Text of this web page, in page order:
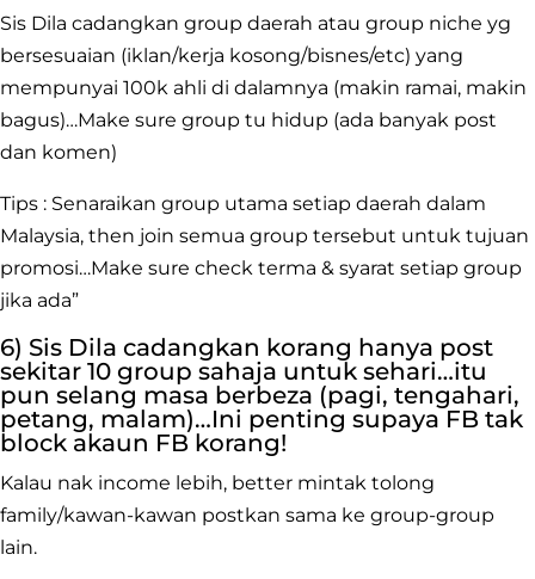
Sis Dila cadangkan group daerah atau group niche yg
bersesuaian (iklan/kerja kosong/bisnes/etc) yang
mempunyai 100k ahli di dalamnya (makin ramai, makin
bagus)…Make sure group tu hidup (ada banyak post
dan komen)
Tips : Senaraikan group utama setiap daerah dalam
Malaysia, then join semua group tersebut untuk tujuan
promosi…Make sure check terma & syarat setiap group
jika ada”
6) Sis Dila cadangkan korang hanya post
sekitar 10 group sahaja untuk sehari…itu
pun selang masa berbeza (pagi, tengahari,
petang, malam)…Ini penting supaya FB tak
block akaun FB korang!
Kalau nak income lebih, better mintak tolong
family/kawan-kawan postkan sama ke group-group
lain.